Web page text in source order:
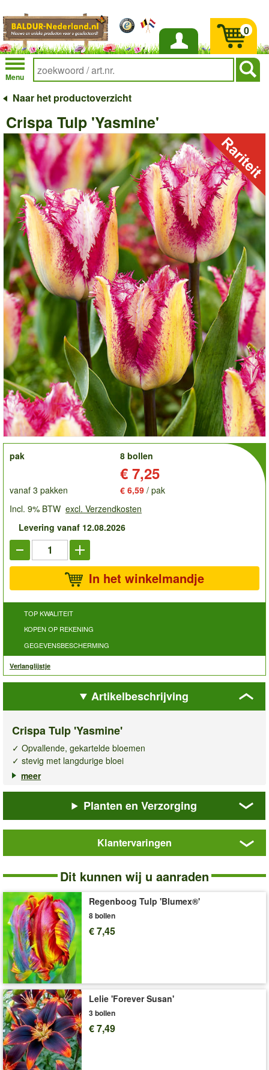
Inloggen
Menu
0
Naar het productoverzicht
Crispa Tulp 'Yasmine'
order
pak
8 bollen
€ 7,25
vanaf 3 pakken € 6,59 / pak
Incl. 9% BTW excl. Verzendkosten
Levering vanaf 12.08.2026
In het winkelmandje
TOP KWALITEIT
KOPEN OP REKENING
GEGEVENSBESCHERMING
Verlanglijstje
Artikelbeschrijving
Crispa Tulp 'Yasmine'
✓ Opvallende, gekartelde bloemen
✓ stevig met langdurige bloei
✓ Perfect voor perk, pot & vaas
DeCrispa tulp Yasminetrekt direct de aandacht met
haar gekartelde bloemen en betoverende kleuren: crèmegeel
met rozerode puntjes voor een vrolijke, chique uitstraling. In
perken, borders of potten op het balkon en terras vormt ze een
levendige en elegante blikvanger, terwijl de stevige stelen
en lang houdbare bloemen wekenlang voor een prachtig
Ook binnenshuis maakt de tulp indruk: als snijbloem fleurt ze elk
boeket of vaas op met haar charmante, unieke uitstraling.
DeCrispa tulp Yasminegedijt het beste op een zonnige tot
halfschaduwrijke standplaats met doorlatende, vochtige
humeuze grond. De bloeiperiode is van april tot mei en wordt
ca. 40 tot 50 cm. De verzorging van de meerjarige, winterharde
bloembollen is gering, de behoefte aan water gering tot matig,
waardoor ze jaar na jaar zorgt voor een prachtige
lentebloei. (Tulipa)
Praktische hulpmiddelen:
DeGARDENA® Bloembollenplanter
graven van plantgaten extra eenvoudig. Met de
(art.nr. 524) kunt u bloembollen eenvoudig planten, na de bloei
opbergen en beschermen tegen muizen en woelmuizen.
meer
Planten en Verzorging
Klantervaringen
Crispa
'Yasmine' Dit kunnen wij u aanraden
Regenboog Tulp 'Blumex®'
8 bollen
€ 7,45
Lelie 'Forever Susan'
3 bollen
€ 7,49